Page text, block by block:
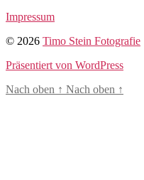
Impressum
© 2026 Timo Stein Fotografie
Präsentiert von WordPress
Nach oben ↑ Nach oben ↑